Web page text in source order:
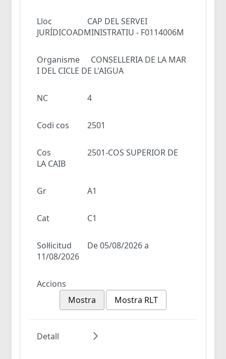
Lloc
CAP DEL SERVEI
JURÍDICOADMINISTRATIU - F0114006M
Organisme
CONSELLERIA DE LA MAR
I DEL CICLE DE L'AIGUA
NC 4
Codi cos 2501
Cos
2501-COS SUPERIOR DE
LA CAIB
Gr A1
Cat C1
Sol·licitud
De 05/08/2026 a
11/08/2026
Accions
Mostra
Mostra RLT
Detall